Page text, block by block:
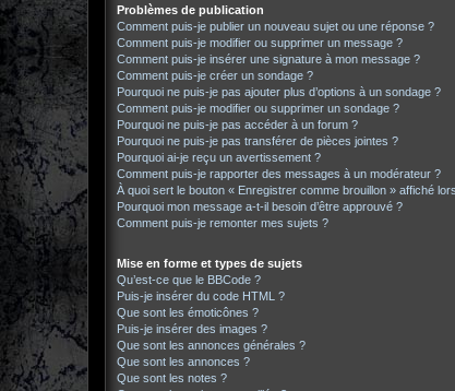
Problèmes de publication
Comment puis-je publier un nouveau sujet ou une réponse ?
Comment puis-je modifier ou supprimer un message ?
Comment puis-je insérer une signature à mon message ?
Comment puis-je créer un sondage ?
Pourquoi ne puis-je pas ajouter plus d’options à un sondage ?
Comment puis-je modifier ou supprimer un sondage ?
Pourquoi ne puis-je pas accéder à un forum ?
Pourquoi ne puis-je pas transférer de pièces jointes ?
Pourquoi ai-je reçu un avertissement ?
Comment puis-je rapporter des messages à un modérateur ?
À quoi sert le bouton « Enregistrer comme brouillon » affiché
Pourquoi mon message a-t-il besoin d’être approuvé ?
Comment puis-je remonter mes sujets ?
Mise en forme et types de sujets
Qu’est-ce que le BBCode ?
Puis-je insérer du code HTML ?
Que sont les émoticônes ?
Puis-je insérer des images ?
Que sont les annonces générales ?
Que sont les annonces ?
Que sont les notes ?